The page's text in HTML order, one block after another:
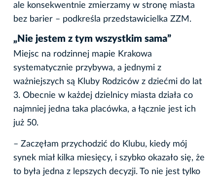
ale konsekwentnie zmierzamy w stronę miasta
bez barier – podkreśla przedstawicielka ZZM.
„Nie jestem z tym wszystkim sama”
Miejsc na rodzinnej mapie Krakowa
systematycznie przybywa, a jednymi z
ważniejszych są Kluby Rodziców z dziećmi do lat
3. Obecnie w każdej dzielnicy miasta działa co
najmniej jedna taka placówka, a łącznie jest ich
już 50.
– Zaczęłam przychodzić do Klubu, kiedy mój
synek miał kilka miesięcy, i szybko okazało się, że
to była jedna z lepszych decyzji. To nie jest tylko